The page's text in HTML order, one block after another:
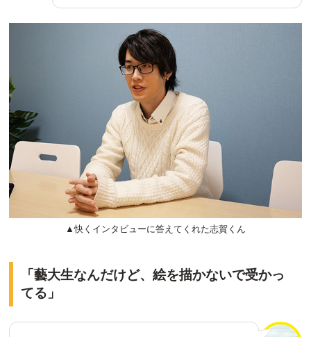
▲快くインタビューに答えてくれた志賀くん
「藝大生なんだけど、絵を描かないで受かっ
てる」